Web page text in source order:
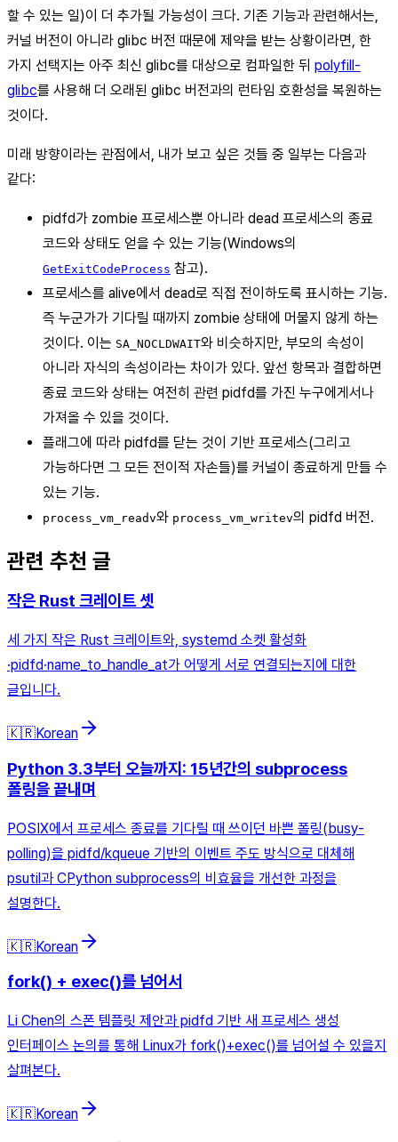
할 수 있는 일)이 더 추가될 가능성이 크다. 기존 기능과 관련해서는,
커널 버전이 아니라 glibc 버전 때문에 제약을 받는 상황이라면, 한
가지 선택지는 아주 최신 glibc를 대상으로 컴파일한 뒤 polyfill-
glibc를 사용해 더 오래된 glibc 버전과의 런타임 호환성을 복원하는
것이다.
미래 방향이라는 관점에서, 내가 보고 싶은 것들 중 일부는 다음과
같다:
pidfd가 zombie 프로세스뿐 아니라 dead 프로세스의 종료
코드와 상태도 얻을 수 있는 기능(Windows의
GetExitCodeProcess 참고).
프로세스를 alive에서 dead로 직접 전이하도록 표시하는 기능.
즉 누군가가 기다릴 때까지 zombie 상태에 머물지 않게 하는
것이다. 이는 SA_NOCLDWAIT와 비슷하지만, 부모의 속성이
아니라 자식의 속성이라는 차이가 있다. 앞선 항목과 결합하면
종료 코드와 상태는 여전히 관련 pidfd를 가진 누구에게서나
가져올 수 있을 것이다.
플래그에 따라 pidfd를 닫는 것이 기반 프로세스(그리고
가능하다면 그 모든 전이적 자손들)를 커널이 종료하게 만들 수
있는 기능.
process_vm_readv와 process_vm_writev의 pidfd 버전.
관련 추천 글
작은 Rust 크레이트 셋
세 가지 작은 Rust 크레이트와, systemd 소켓 활성화
·pidfd·name_to_handle_at가 어떻게 서로 연결되는지에 대한
글입니다.
🇰🇷Korean
Python 3.3부터 오늘까지: 15년간의 subprocess
폴링을 끝내며
POSIX에서 프로세스 종료를 기다릴 때 쓰이던 바쁜 폴링(busy-
polling)을 pidfd/kqueue 기반의 이벤트 주도 방식으로 대체해
psutil과 CPython subprocess의 비효율을 개선한 과정을
설명한다.
🇰🇷Korean
fork() + exec()를 넘어서
Li Chen의 스폰 템플릿 제안과 pidfd 기반 새 프로세스 생성
인터페이스 논의를 통해 Linux가 fork()+exec()를 넘어설 수 있을지
살펴본다.
🇰🇷Korean